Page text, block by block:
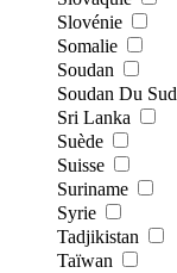
Slovénie
Somalie
Soudan
Soudan Du Sud
Sri Lanka
Suède
Suisse
Suriname
Syrie
Tadjikistan
Taïwan